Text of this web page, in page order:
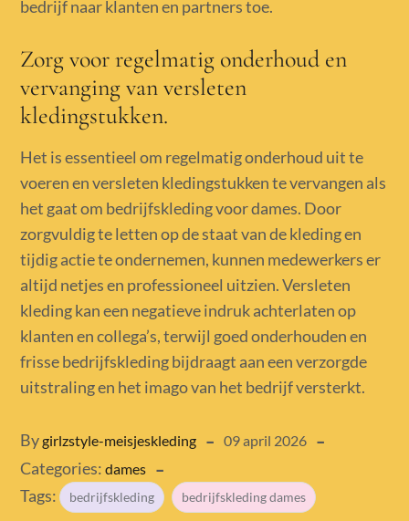
bedrijf naar klanten en partners toe.
Zorg voor regelmatig onderhoud en
vervanging van versleten
kledingstukken.
Het is essentieel om regelmatig onderhoud uit te
voeren en versleten kledingstukken te vervangen als
het gaat om bedrijfskleding voor dames. Door
zorgvuldig te letten op de staat van de kleding en
tijdig actie te ondernemen, kunnen medewerkers er
altijd netjes en professioneel uitzien. Versleten
kleding kan een negatieve indruk achterlaten op
klanten en collega’s, terwijl goed onderhouden en
frisse bedrijfskleding bijdraagt aan een verzorgde
uitstraling en het imago van het bedrijf versterkt.
Bygirlzstyle-meisjeskleding
Posted
09 april 2026
Categories:dames
Tags: bedrijfskleding bedrijfskleding dames